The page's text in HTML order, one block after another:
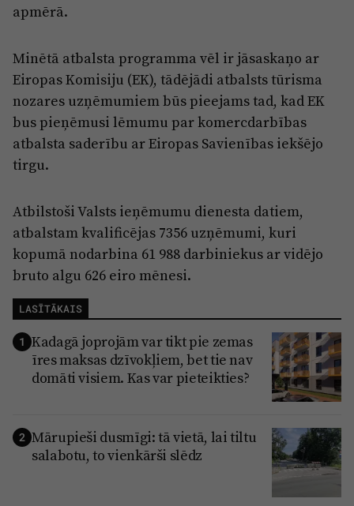
apmērā.
Minētā atbalsta programma vēl ir jāsaskaņo ar
Eiropas Komisiju (EK), tādējādi atbalsts tūrisma
nozares uzņēmumiem būs pieejams tad, kad EK
bus pieņēmusi lēmumu par komercdarbības
atbalsta saderību ar Eiropas Savienības iekšējo
tirgu.
Atbilstoši Valsts ieņēmumu dienesta datiem,
atbalstam kvalificējas 7356 uzņēmumi, kuri
kopumā nodarbina 61 988 darbiniekus ar vidējo
bruto algu 626 eiro mēnesi.
LASĪTĀKAIS
1 Kadagā joprojām var tikt pie zemas
īres maksas dzīvokļiem, bet tie nav
domāti visiem. Kas var pieteikties?
2 Mārupieši dusmīgi: tā vietā, lai tiltu
salabotu, to vienkārši slēdz